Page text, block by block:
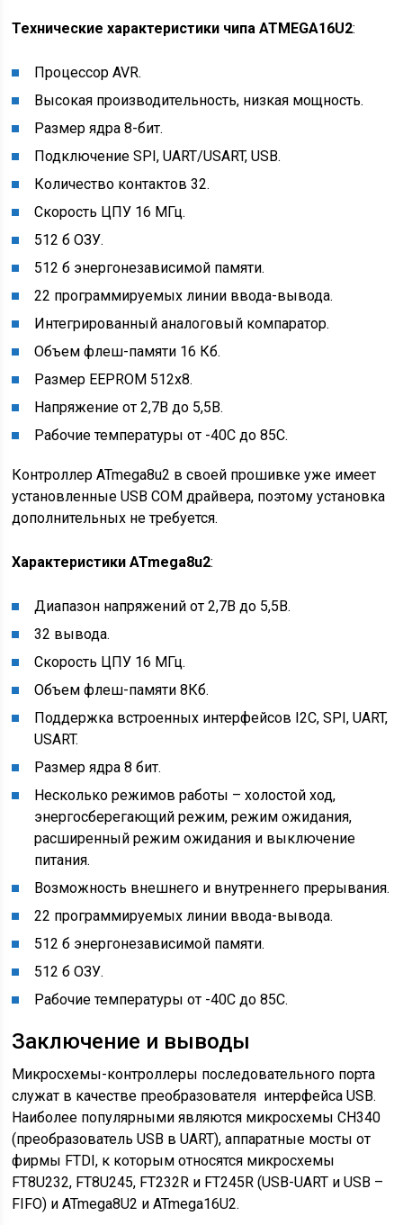
Технические характеристики чипа ATMEGA16U2:
Процессор AVR.
Высокая производительность, низкая мощность.
Размер ядра 8-бит.
Подключение SPI, UART/USART, USB.
Количество контактов 32.
Скорость ЦПУ 16 МГц.
512 б ОЗУ.
512 б энергонезависимой памяти.
22 программируемых линии ввода-вывода.
Интегрированный аналоговый компаратор.
Объем флеш-памяти 16 Кб.
Размер EEPROM 512х8.
Напряжение от 2,7В до 5,5В.
Рабочие температуры от -40С до 85С.
Контроллер ATmega8u2 в своей прошивке уже имеет
установленные USB COM драйвера, поэтому установка
дополнительных не требуется.
Характеристики ATmega8u2:
Диапазон напряжений от 2,7В до 5,5В.
32 вывода.
Скорость ЦПУ 16 МГц.
Объем флеш-памяти 8Кб.
Поддержка встроенных интерфейсов I2C, SPI, UART,
USART.
Размер ядра 8 бит.
Несколько режимов работы – холостой ход,
энергосберегающий режим, режим ожидания,
расширенный режим ожидания и выключение
питания.
Возможность внешнего и внутреннего прерывания.
22 программируемых линии ввода-вывода.
512 б энергонезависимой памяти.
512 б ОЗУ.
Рабочие температуры от -40С до 85С.
Заключение и выводы
Микросхемы-контроллеры последовательного порта
служат в качестве преобразователя интерфейса USB.
Наиболее популярными являются микросхемы CH340
(преобразователь USB в UART), аппаратные мосты от
фирмы FTDI, к которым относятся микросхемы
FT8U232, FT8U245, FT232R и FT245R (USB-UART и USB –
FIFO) и ATmega8U2 и ATmega16U2.